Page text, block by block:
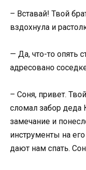
– Вставай! Твой
вздохнула и
— Да, что-то опять
адресовано
– Соня, привет.
сломал забор деда
замечание и
инструменты на его
дают нам спать.